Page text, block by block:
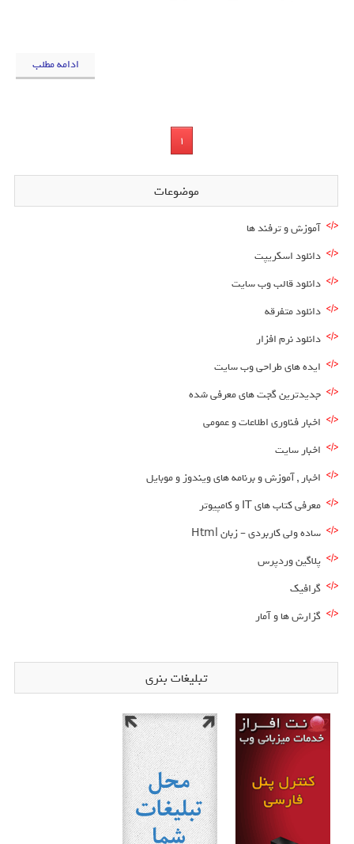
ادامه مطلب
1
موضوعات
آموزش و ترفند ها
دانلود اسکریپت
دانلود قالب وب سایت
دانلود متفرقه
دانلود نرم افزار
ایده های طراحی وب سایت
جدیدترین گجت های معرفی شده
اخبار فناوری اطلاعات و عمومی
اخبار سایت
اخبار , آموزش و برنامه های ویندوز و موبایل
معرفی کتاب های IT و کامپیوتر
ساده ولی کاربردی – زبان Html
پلاگین وردپرس
گرافیک
گزارش ها و آمار
تبلیغات بنری